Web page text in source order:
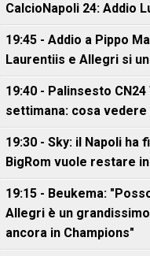
CalcioNapoli 24: Addio
19:45 - Addio a Pippo
Laurentiis e Allegri si
19:40 - Palinsesto
settimana: cosa vedere
19:30 - Sky: il Napoli ha
BigRom vuole restare
19:15 - Beukema:
Allegri è un
ancora in Champions"